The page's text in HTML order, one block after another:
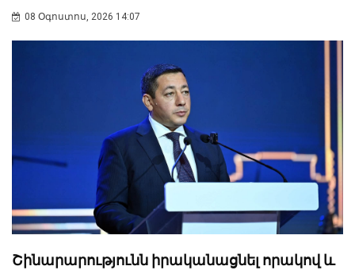
08 Օգոստոս, 2026 14:07
Շինարարությունն իրականացնել որակով և